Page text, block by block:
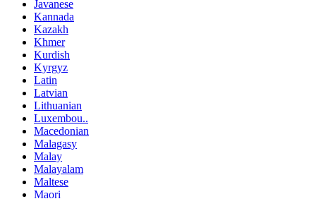
Javanese
Kannada
Kazakh
Khmer
Kurdish
Kyrgyz
Latin
Latvian
Lithuanian
Luxembou..
Macedonian
Malagasy
Malay
Malayalam
Maltese
Maori